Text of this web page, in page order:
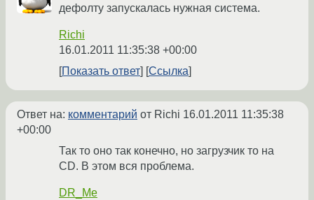
дефолту запускалась нужная система.
Richi
16.01.2011 11:35:38 +00:00
Показать ответ
Ссылка
Ответ на: комментарий от Richi 16.01.2011 11:35:38
+00:00
Так то оно так конечно, но загрузчик то на
CD. В этом вся проблема.
DR_Me